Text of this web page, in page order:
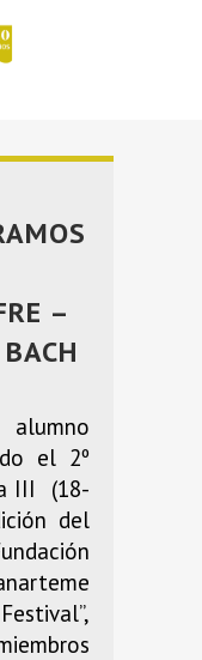
–
alumno
el 2º
III (18-
del